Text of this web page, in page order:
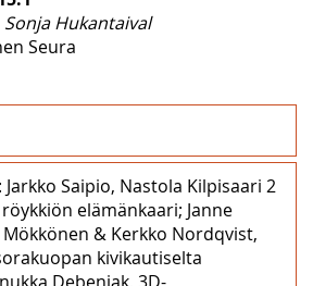
Sonja Hukantaival
Seura
Saipio, Nastola Kilpisaari 2
elämänkaari; Janne
& Kerkko Nordqvist,
kivikautiselta